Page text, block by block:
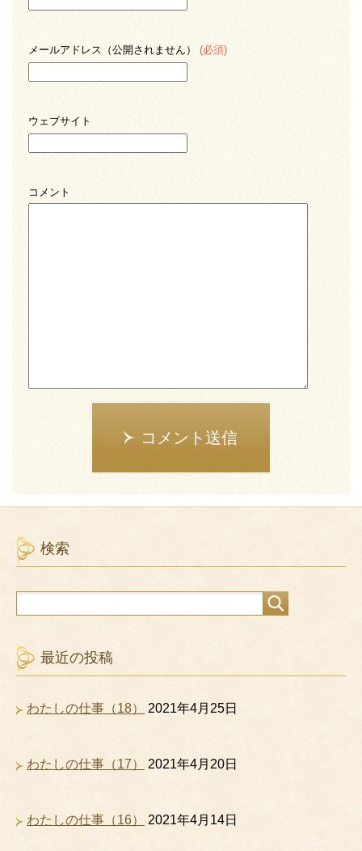
メールアドレス（公開されません） (必須)
ウェブサイト
コメント
コメント送信
検索
最近の投稿
わたしの仕事（18） 2021年4月25日
わたしの仕事（17） 2021年4月20日
わたしの仕事（16） 2021年4月14日